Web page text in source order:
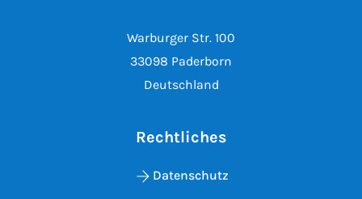
Warburger Str. 100
33098 Paderborn
Deutschland
Rechtliches
Datenschutz